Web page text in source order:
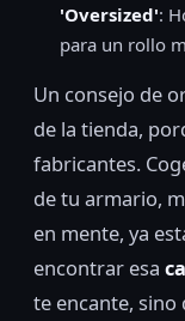
'Oversized':
para un rollo
Un consejo de
de la tienda,
fabricantes.
de tu armario,
en mente, ya
encontrar esa
te encante, sino